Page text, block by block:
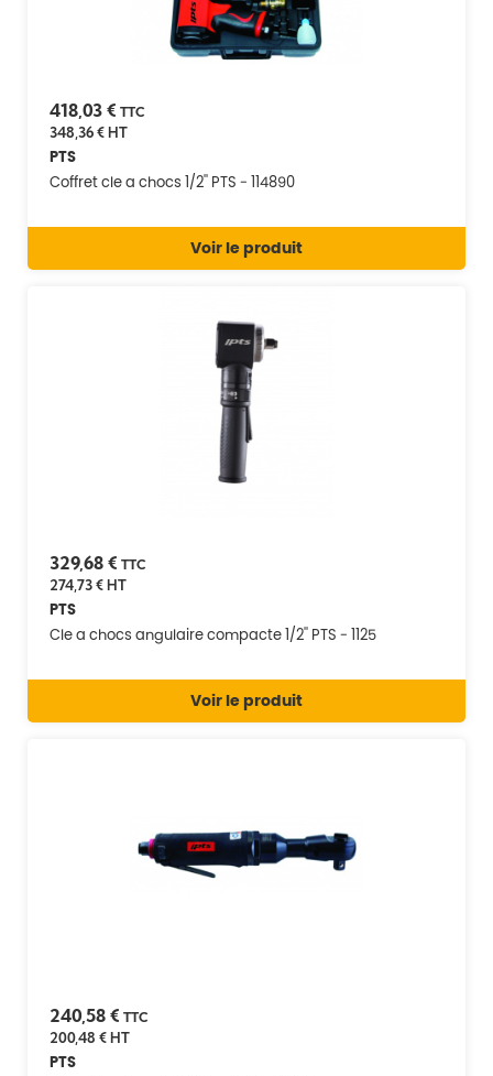
418,03 € TTC
348,36 €HT
PTS
Coffret cle a chocs 1/2'' PTS - 114890
Voir le produit
329,68 € TTC
274,73 €HT
PTS
Cle a chocs angulaire compacte 1/2'' PTS - 1125
Voir le produit
240,58 € TTC
200,48 €HT
PTS